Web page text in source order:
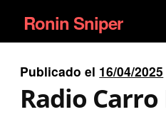
Ir
a
la
navegación
Ir
al
contenido
Ronin Sniper
EQUIPAMIENTO ÉLITE
Publicado el 16/04/2025
Radio